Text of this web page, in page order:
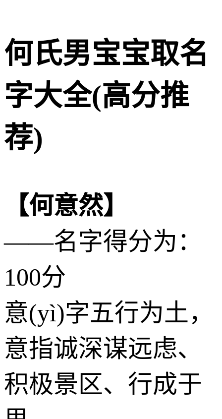
何氏男宝宝取名
字大全(高分推
荐)
【何意然】
——名字得分为：
100分
意(yì)字五行为土，
意指诚深谋远虑、
积极景区、行成于